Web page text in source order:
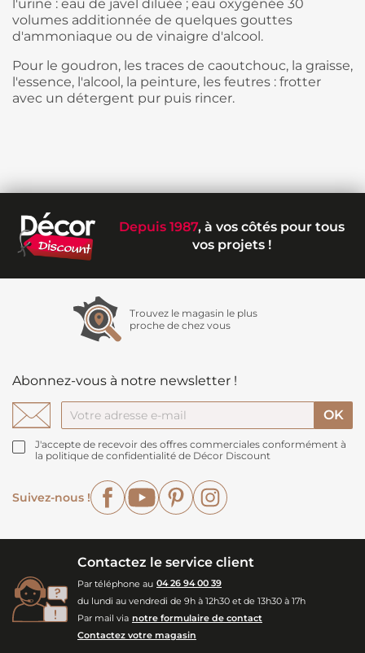
l'urine : eau de javel diluée ; eau oxygénée 30
volumes additionnée de quelques gouttes
d'ammoniaque ou de vinaigre d'alcool.
Pour le goudron, les traces de caoutchouc, la graisse,
l'essence, l'alcool, la peinture, les feutres : frotter
avec un détergent pur puis rincer.
Depuis 1987, à vos côtés pour tous
vos projets !
Trouvez le magasin le plus
proche de chez vous
Abonnez-vous à notre newsletter !
J'accepte de recevoir des offres commerciales conformément à
la politique de confidentialité de Décor Discount
Suivez-nous !
FacebookYouTubePinterest
Contactez le service client
Par téléphone au 04 26 94 00 39
du lundi au vendredi de 9h à 12h30 et de 13h30 à 17h
Par mail via notre formulaire de contact
Contactez votre magasin